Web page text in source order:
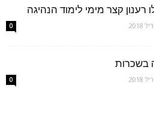
קצר מימי לימוד הנהיגה
0
בשכרות
0